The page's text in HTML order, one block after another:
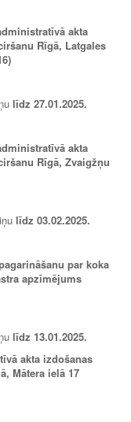
akta
Rīgā, Latgales
līdz 27.01.2025.
akta
Rīgā, Zvaigžņu
līdz 03.02.2025.
par koka
apzīmējums
līdz 13.01.2025.
akta izdošanas
Mātera ielā 17